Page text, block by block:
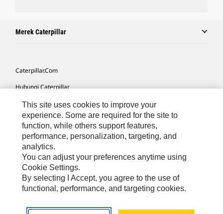
Merek Caterpillar
Caterpillar.com
Hubungi Caterpillar
Preferensi Pemasaran Saya
Peta Situs
Cookie Settings
Hukum
Privasi
Asia Tenggara© 2026 Caterpillar. Hak Dilindungi UU.
This site uses cookies to improve your
experience. Some are required for the site to
function, while others support features,
performance, personalization, targeting, and
analytics.
You can adjust your preferences anytime using
Cookie Settings.
By selecting I Accept, you agree to the use of
functional, performance, and targeting cookies.